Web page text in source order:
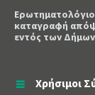
Ερωτηματολόγιο
καταγραφή
εντός των Δήμων
Χρήσιμοι